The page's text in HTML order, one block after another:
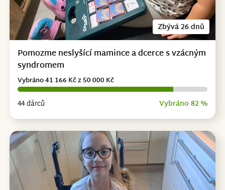
Zbývá 26 dnů
Pomozme neslyšící mamince a dcerce s vzácným
syndromem
44 dárců Vybráno 82 %
Vybráno 41 166 Kč z 50 000 Kč